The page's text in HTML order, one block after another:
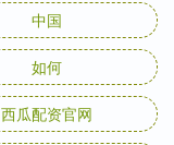
中国
如何
西瓜配资官网